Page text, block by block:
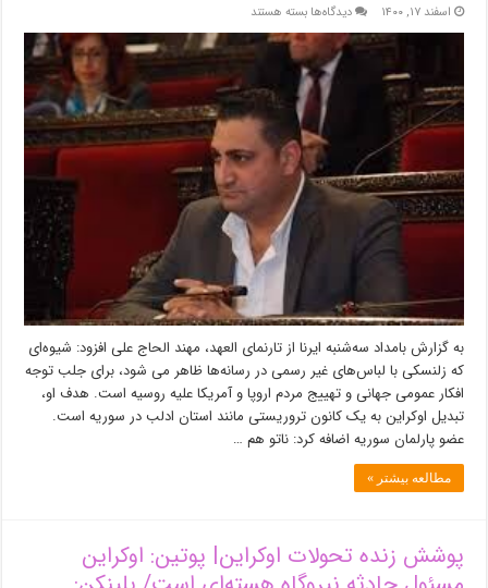
اسفند ۱۷, ۱۴۰۰ دیدگاه‌هابرای
نماینده
سوریه:
هدف
آمریکا
تبدیل
اوکراین
به
یک
کانون
تروریستی
است
بسته هستند
به گزارش بامداد سه‌شنبه ایرنا از تارنمای العهد، مهند الحاج علی افزود: شیوه‌ای
که زلنسکی با لباس‌های غیر رسمی در رسانه‌ها ظاهر می شود، برای جلب توجه
افکار عمومی جهانی و تهییج مردم اروپا و آمریکا علیه روسیه است. هدف او،
تبدیل اوکراین به یک کانون تروریستی مانند استان ادلب در سوریه است.
عضو پارلمان سوریه اضافه کرد: ناتو هم …
مطالعه بیشتر »
پوشش زنده تحولات اوکراین| پوتین: اوکراین